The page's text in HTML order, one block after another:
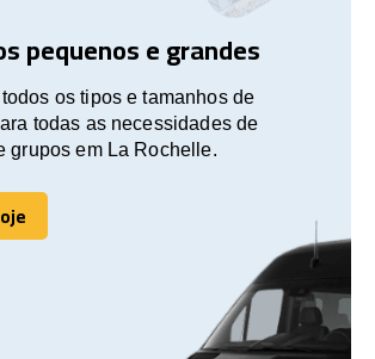
pequenos e grandes
os tipos e tamanhos de
todas as necessidades de
grupos em La Rochelle.